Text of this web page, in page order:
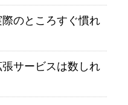
のところすぐ慣れ
サービスは数しれ